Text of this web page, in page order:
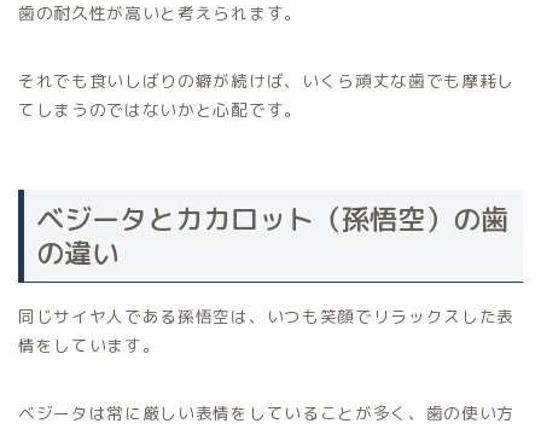
歯の耐久性が高いと考えられます。
それでも食いしばりの癖が続けば、いくら頑丈な歯でも摩耗し
てしまうのではないかと心配です。
ベジータとカカロット（孫悟空）の歯
の違い
同じサイヤ人である孫悟空は、いつも笑顔でリラックスした表
情をしています。
ベジータは常に厳しい表情をしていることが多く、歯の使い方